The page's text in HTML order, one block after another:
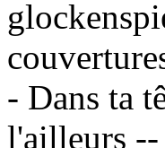
- Dans ta
l'ailleurs --